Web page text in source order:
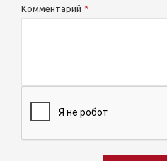
Комментарий